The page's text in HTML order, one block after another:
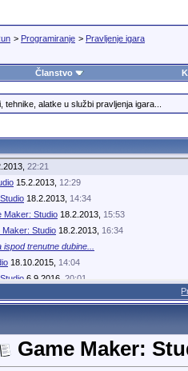
> Programiranje > Pravljenje igara
Članstvo
tehnike, alatke u službi pravljenja igara...
22:21
15.2.2013, 12:29
18.2.2013, 14:34
Maker: Studio18.2.2013, 15:53
Maker: Studio18.2.2013, 16:34
trenutne dubine...
18.10.2015, 14:04
6.9.2016, 20:01
Game Maker: